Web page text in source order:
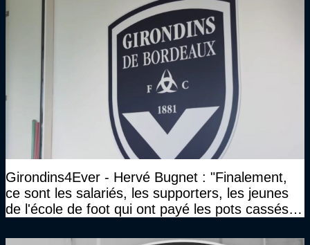
Girondins4Ever - Hervé Bugnet : "Finalement,
ce sont les salariés, les supporters, les jeunes
de l'école de foot qui ont payé les pots cassés